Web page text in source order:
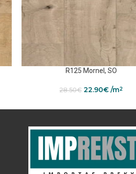
R125 Mornel, SO
28.50€ 22.90€/m2